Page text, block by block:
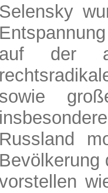
Selensky
auf der
sowie
Russland
Bevölkerung